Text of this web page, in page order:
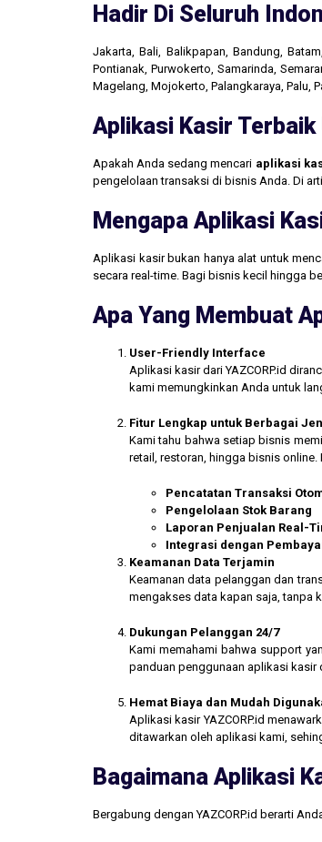
Hadir Di Seluruh
Jakarta, Bali, Balikpapan, Bandung,
Pontianak, Purwokerto, Samarinda,
Magelang, Mojokerto, Palangkaraya, Palu,
Aplikasi Kasir Terbaik
Apakah Anda sedang mencari aplikasi
pengelolaan transaksi di bisnis Anda. Di
Mengapa Aplikasi
Aplikasi kasir bukan hanya alat untuk
secara real-time. Bagi bisnis kecil hingga
Apa Yang Membuat
User-Friendly Interface
Aplikasi kasir dari YAZCORP.id
kami memungkinkan Anda untuk
Fitur Lengkap untuk Berbagai
Kami tahu bahwa setiap bisnis
retail, restoran, hingga bisnis
Pencatatan Transaksi
Pengelolaan Stok Barang
Laporan Penjualan Real-
Integrasi dengan
Keamanan Data Terjamin
Keamanan data pelanggan dan
mengakses data kapan saja, tanpa
Dukungan Pelanggan 24/7
Kami memahami bahwa support
panduan penggunaan aplikasi kasir
Hemat Biaya dan Mudah
Aplikasi kasir YAZCORP.id
ditawarkan oleh aplikasi kami,
Bagaimana Aplikasi
Bergabung dengan YAZCORP.id berarti